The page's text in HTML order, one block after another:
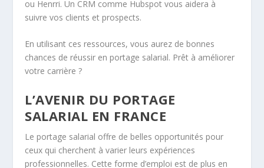
ou Henrri. Un CRM comme Hubspot vous aidera à
suivre vos clients et prospects.
En utilisant ces ressources, vous aurez de bonnes
chances de réussir en portage salarial. Prêt à améliorer
votre carrière ?
L’AVENIR DU PORTAGE
SALARIAL EN FRANCE
Le portage salarial offre de belles opportunités pour
ceux qui cherchent à varier leurs expériences
professionnelles. Cette forme d’emploi est de plus en